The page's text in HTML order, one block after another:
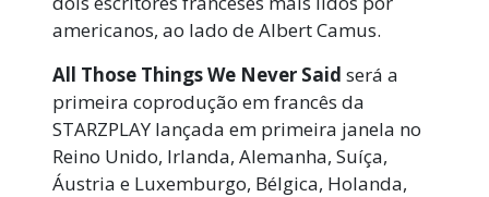
americanos, ao lado de Albert Camus.
All Those Things We Never Said será a
primeira coprodução em francês da
STARZPLAY lançada em primeira janela no
Reino Unido, Irlanda, Alemanha, Suíça,
Áustria e Luxemburgo, Bélgica, Holanda,